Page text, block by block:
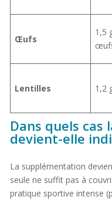
Œufs
1,5
Lentilles 1,2
Dans quels
devient-elle
La supplémentation
seule ne suffit pas à
pratique sportive intense